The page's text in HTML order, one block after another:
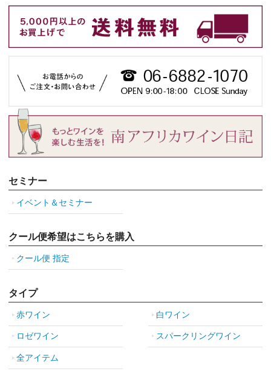
セミナー
イベント＆セミナー
クール便希望はこちらを購入
クール便 指定
タイプ
赤ワイン 白ワイン
ロゼワイン スパークリングワイン
全アイテム